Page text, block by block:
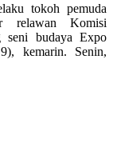
tokoh pemuda
relawan Komisi
budaya Expo
kemarin. Senin,